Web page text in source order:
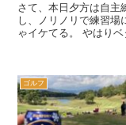
さて、本日夕方は自主練です⛳️。 午前中に
し、ノリノリで練習場に乗り込んだ
ゃイケてる。 やはりベタ足か・・・ 今日はまず、前日ラウンド後の
ゴルフ